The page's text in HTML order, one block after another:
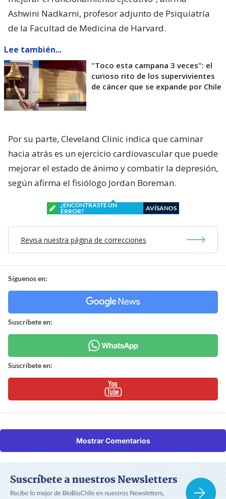
Ashwini Nadkarni, profesor adjunto de Psiquiatría
de la Facultad de Medicina de Harvard.
Lee también...
"Toco esta campana 3 veces": el
curioso rito de los supervivientes
de cáncer que se expande por Chile
Por su parte, Cleveland Clinic indica que caminar
hacia atrás es un ejercicio cardiovascular que puede
mejorar el estado de ánimo y combatir la depresión,
según afirma el fisiólogo Jordan Boreman.
¿ENCONTRASTE UN
ERROR?
AVÍSANOS
Revisa nuestra página de correcciones
Síguenos en:
Suscríbete en:
Suscríbete en:
Mostrar Comentarios